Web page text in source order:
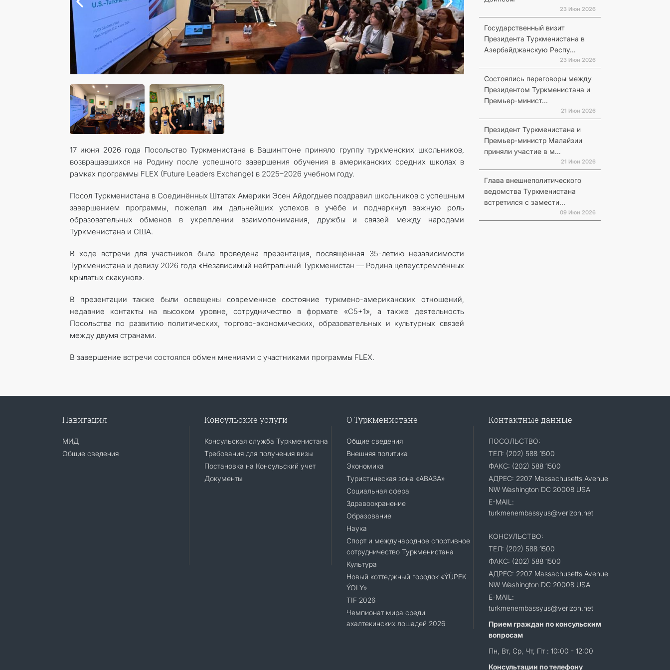
КОНТАКТНЫЕ ДАННЫЕ
17 июня 2026 года Посольство Туркменистана в Вашингтоне приняло группу туркменских школьников,
возвращавшихся на Родину после успешного завершения обучения в американских средних школах в
рамках программы FLEX (Future Leaders Exchange) в 2025–2026 учебном году.
Посол Туркменистана в Соединённых Штатах Америки Эсен Айдогдыев поздравил школьников с успешным
завершением программы, пожелал им дальнейших успехов в учёбе и подчеркнул важную роль
образовательных обменов в укреплении взаимопонимания, дружбы и связей между народами
Туркменистана и США.
В ходе встречи для участников была проведена презентация, посвящённая 35-летию независимости
Туркменистана и девизу 2026 года «Независимый нейтральный Туркменистан — Родина целеустремлённых
крылатых скакунов».
В презентации также были освещены современное состояние туркмено-американских отношений,
недавние контакты на высоком уровне, сотрудничество в формате «С5+1», а также деятельность
Посольства по развитию политических, торгово-экономических, образовательных и культурных связей
между двумя странами.
В завершение встречи состоялся обмен мнениями с участниками программы FLEX.
23 Июн 2026
Государственный визит
Президента Туркменистана в
Азербайджанскую Респу...
23 Июн 2026
Состоялись переговоры между
Президентом Туркменистана и
Премьер-минист...
21 Июн 2026
Президент Туркменистана и
Премьер-министр Малайзии
приняли участие в м...
21 Июн 2026
Глава внешнеполитического
ведомства Туркменистана
встретился с замести...
09 Июн 2026
Навигация
МИД
Общие сведения
Консульские услуги
Консульская служба Туркменистана
Требования для получения визы
Постановка на Консульский учет
Документы
О Туркменистане
Общие сведения
Внешняя политика
Экономика
Туристическая зона «АВАЗА»
Социальная сфера
Здравоохранение
Образование
Наука
Спорт и международное спортивное
сотрудничество Туркменистана
Культура
Новый коттеджный городок «ÝÜPEK
ÝOLY»
TIF 2026
Чемпионат мира среди
ахалтекинских лошадей 2026
Контактные данные
ПОСОЛЬСТВО:
ТЕЛ: (202) 588 1500
ФАКС: (202) 588 1500
АДРЕС: 2207 Massachusetts Avenue
NW Washington DC 20008 USA
E-MAIL:
turkmenembassyus@verizon.net
КОНСУЛЬСТВО:
ТЕЛ: (202) 588 1500
ФАКС: (202) 588 1500
АДРЕС: 2207 Massachusetts Avenue
NW Washington DC 20008 USA
E-MAIL:
turkmenembassyus@verizon.net
Прием граждан по консульским
вопросам
Пн, Вт, Ср, Чт, Пт : 10:00 - 12:00
Консультации по телефону